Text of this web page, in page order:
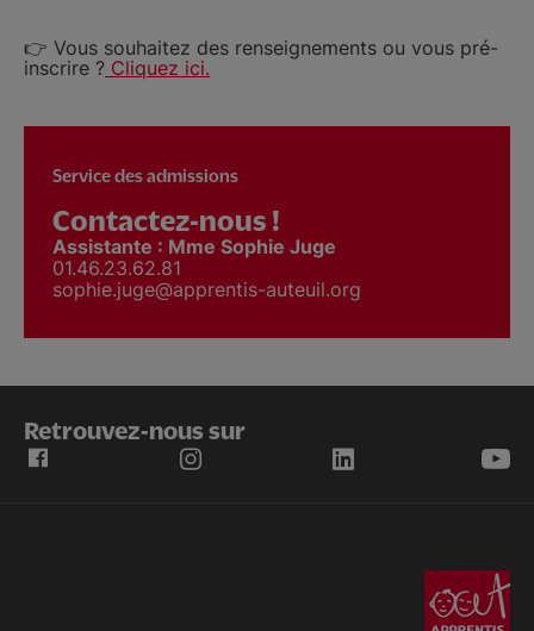
👉 Vous souhaitez des renseignements ou vous pré-
inscrire ? Cliquez ici.
Service des admissions
Contactez-nous !
Assistante : Mme Sophie Juge
01.46.23.62.81
sophie.juge@apprentis-auteuil.org
Retrouvez-nous sur